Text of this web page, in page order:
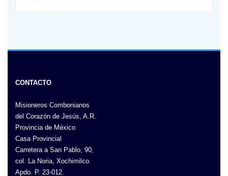
CONTACTO
Misioneros Combonianos
del Corazón de Jesús, A.R.
Provincia de México
Casa Provincial
Carretera a San Pablo, 90,
col. La Noria, Xochimilco.
Apdo. P. 23-012.